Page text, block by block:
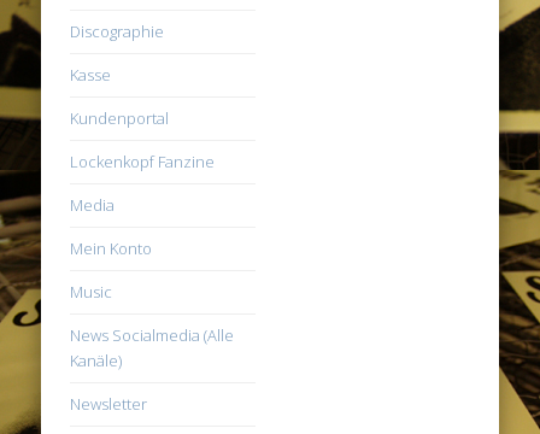
Discographie
Kasse
Kundenportal
Lockenkopf Fanzine
Media
Mein Konto
Music
News Socialmedia (Alle
Kanäle)
Newsletter